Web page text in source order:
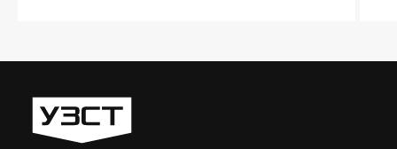
Сайт сделали — СайтДирект